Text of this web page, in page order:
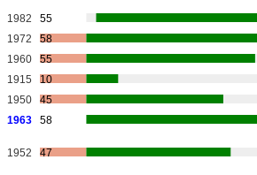
1982
55
1972
58
1960
55
1915
10
1950
45
1963 58
1952 47